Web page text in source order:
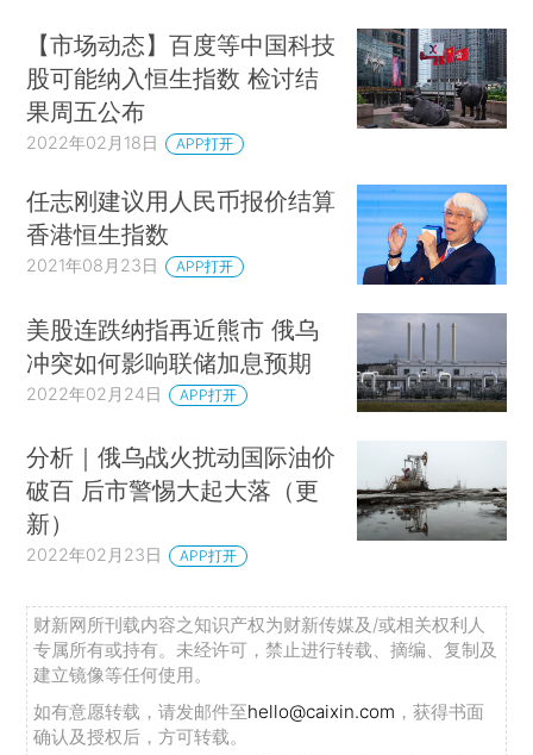
【市场动态】百度等中国科技
股可能纳入恒生指数 检讨结
果周五公布
2022年02月18日 APP打开
任志刚建议用人民币报价结算
香港恒生指数
2021年08月23日 APP打开
美股连跌纳指再近熊市 俄乌
冲突如何影响联储加息预期
2022年02月24日 APP打开
分析｜俄乌战火扰动国际油价
破百 后市警惕大起大落（更
新）
2022年02月23日 APP打开
财新网所刊载内容之知识产权为财新传媒及/或相关权利人
专属所有或持有。未经许可，禁止进行转载、摘编、复制及
建立镜像等任何使用。
如有意愿转载，请发邮件至hello@caixin.com ，获得书面
确认及授权后，方可转载。